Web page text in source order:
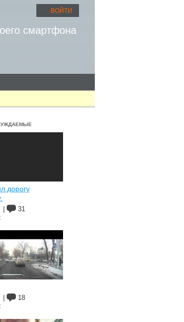
ВОЙТИ
смартфона
дорогу
31
18